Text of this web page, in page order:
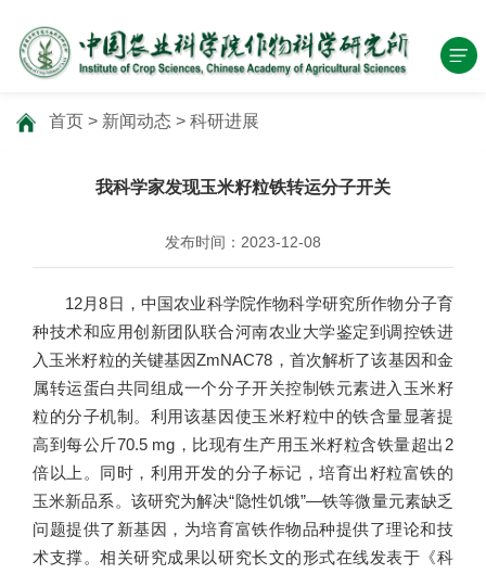
首页 > 新闻动态 > 科研进展
我科学家发现玉米籽粒铁转运分子开关
发布时间：2023-12-08
12月8日，中国农业科学院作物科学研究所作物分子育
种技术和应用创新团队联合河南农业大学鉴定到调控铁进
入玉米籽粒的关键基因ZmNAC78，首次解析了该基因和金
属转运蛋白共同组成一个分子开关控制铁元素进入玉米籽
粒的分子机制。利用该基因使玉米籽粒中的铁含量显著提
高到每公斤70.5 mg，比现有生产用玉米籽粒含铁量超出2
倍以上。同时，利用开发的分子标记，培育出籽粒富铁的
玉米新品系。该研究为解决“隐性饥饿”—铁等微量元素缺乏
问题提供了新基因，为培育富铁作物品种提供了理论和技
术支撑。相关研究成果以研究长文的形式在线发表于《科